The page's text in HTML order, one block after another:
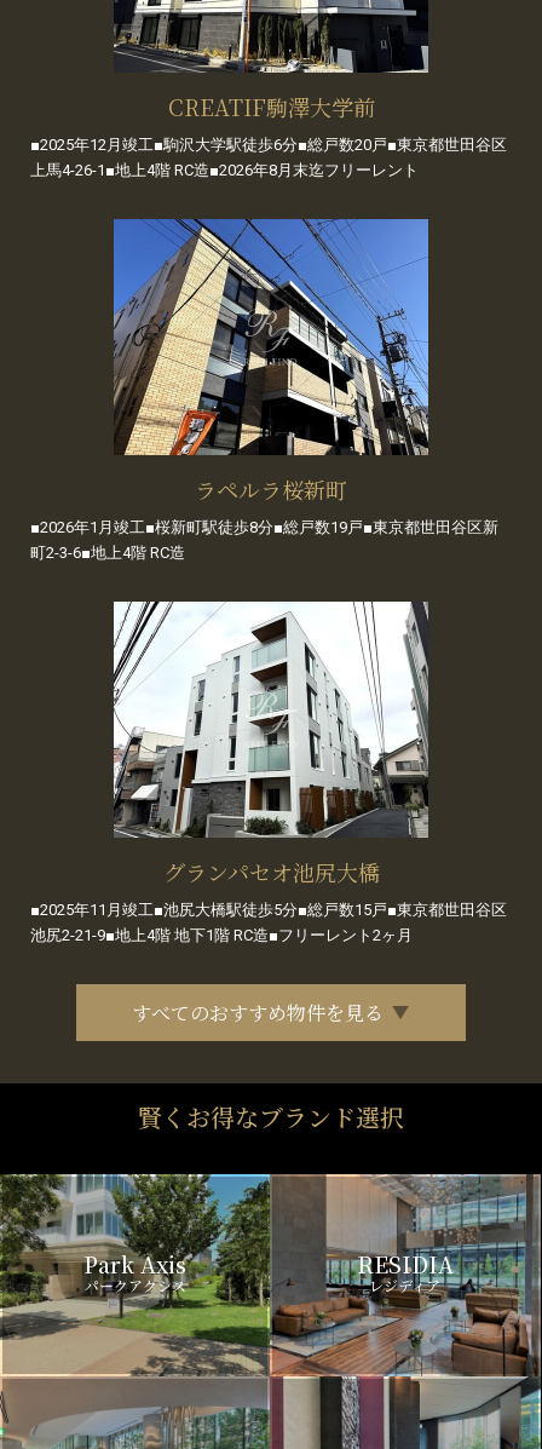
CREATIF駒澤大学前
■2025年12月竣工■駒沢大学駅徒歩6分■総戸数20戸■東京都世田谷区
上馬4-26-1■地上4階 RC造■2026年8月末迄フリーレント
ラペルラ桜新町
■2026年1月竣工■桜新町駅徒歩8分■総戸数19戸■東京都世田谷区新
町2-3-6■地上4階 RC造
グランパセオ池尻大橋
■2025年11月竣工■池尻大橋駅徒歩5分■総戸数15戸■東京都世田谷区
池尻2-21-9■地上4階 地下1階 RC造■フリーレント2ヶ月
すべてのおすすめ物件を見る
賢くお得なブランド選択
Park Axis
パークアクシス
RESIDIA
レジディア